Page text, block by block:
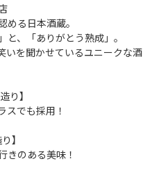
める日本酒蔵。
、「ありがとう熟成」。
いを聞かせているユニークな酒
り】
スでも採用！
】
きのある美味！